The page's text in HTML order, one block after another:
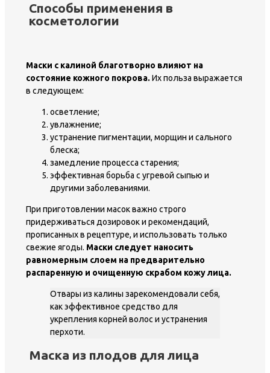
Способы применения в
косметологии
Маски с калиной благотворно влияют на
состояние кожного покрова. Их польза выражается
в следующем:
осветление;
увлажнение;
устранение пигментации, морщин и сального
блеска;
замедление процесса старения;
эффективная борьба с угревой сыпью и
другими заболеваниями.
При приготовлении масок важно строго
придерживаться дозировок и рекомендаций,
прописанных в рецептуре, и использовать только
свежие ягоды. Маски следует наносить
равномерным слоем на предварительно
распаренную и очищенную скрабом кожу лица.
Отвары из калины зарекомендовали себя,
как эффективное средство для
укрепления корней волос и устранения
перхоти.
Маска из плодов для лица